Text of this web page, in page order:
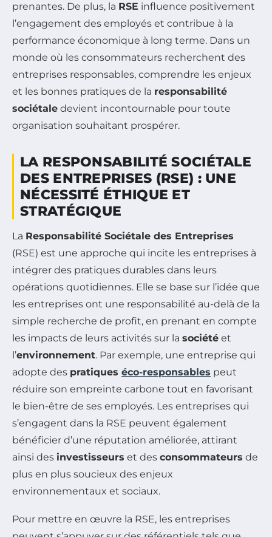
prenantes. De plus, la RSE influence positivement
l’engagement des employés et contribue à la
performance économique à long terme. Dans un
monde où les consommateurs recherchent des
entreprises responsables, comprendre les enjeux
et les bonnes pratiques de la responsabilité
sociétale devient incontournable pour toute
organisation souhaitant prospérer.
LA RESPONSABILITÉ SOCIÉTALE
DES ENTREPRISES (RSE) : UNE
NÉCESSITÉ ÉTHIQUE ET
STRATÉGIQUE
La Responsabilité Sociétale des Entreprises
(RSE) est une approche qui incite les entreprises à
intégrer des pratiques durables dans leurs
opérations quotidiennes. Elle se base sur l’idée que
les entreprises ont une responsabilité au-delà de la
simple recherche de profit, en prenant en compte
les impacts de leurs activités sur la société et
l’environnement. Par exemple, une entreprise qui
adopte des pratiques éco-responsables peut
réduire son empreinte carbone tout en favorisant
le bien-être de ses employés. Les entreprises qui
s’engagent dans la RSE peuvent également
bénéficier d’une réputation améliorée, attirant
ainsi des investisseurs et des consommateurs de
plus en plus soucieux des enjeux
environnementaux et sociaux.
Pour mettre en œuvre la RSE, les entreprises